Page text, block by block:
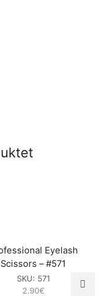
Eyelash
Scissors – #571
SKU: 571
2.90€